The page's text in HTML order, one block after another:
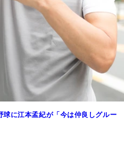
球に江本孟紀が「今は仲良しグルー